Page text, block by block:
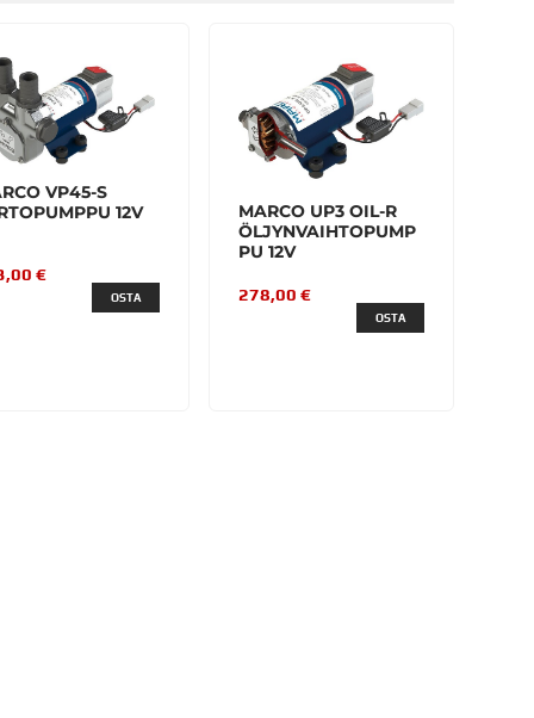
VP45-S
12V
€
OSTA
MARCO UP3 OIL-R
ÖLJYNVAIHTOPUMP
PU 12V
278,00 €
OSTA